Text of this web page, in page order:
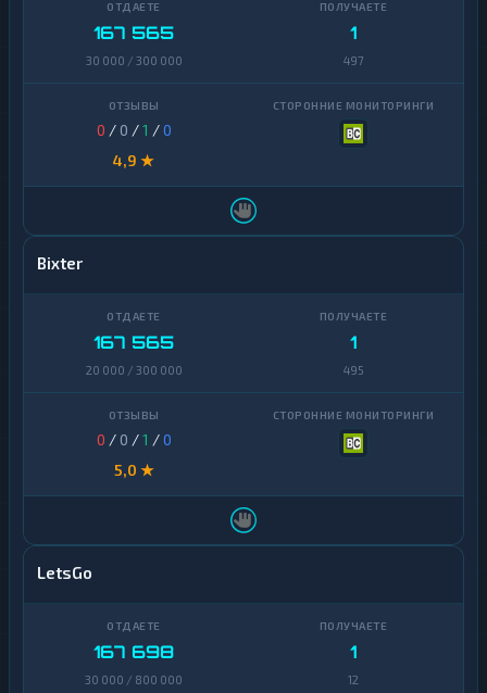
167 565
30 000 / 300 000
1
497
0 / 0 /1 /0
4,9 ★
Bixter
167 565
20 000 / 300 000
1
495
0 / 0 /1 /0
5,0 ★
LetsGo
167 698
30 000 / 800 000
1
12